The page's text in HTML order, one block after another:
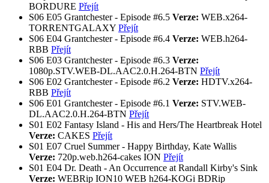
BORDURE Přejít
S06 E05 Grantchester - Episode #6.5 Verze: WEB.x264-
TORRENTGALAXY Přejít
S06 E04 Grantchester - Episode #6.4 Verze: WEB.h264-
RBB Přejít
S06 E03 Grantchester - Episode #6.3 Verze:
1080p.STV.WEB-DL.AAC2.0.H.264-BTN Přejít
S06 E02 Grantchester - Episode #6.2 Verze: HDTV.x264-
RBB Přejít
S06 E01 Grantchester - Episode #6.1 Verze: STV.WEB-
DL.AAC2.0.H.264-BTN Přejít
S01 E02 Fantasy Island - His and Hers/The Heartbreak Hotel
Verze: CAKES Přejít
S01 E07 Cruel Summer - Happy Birthday, Kate Wallis
Verze: 720p.web.h264-cakes ION Přejít
S01 E04 Dr. Death - An Occurrence at Randall Kirby's Sink
Verze: WEBRip ION10 WEB h264-KOGi BDRip